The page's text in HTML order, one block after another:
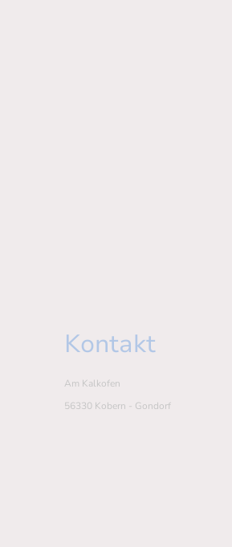
Kontakt
Am Kalkofen
56330 Kobern - Gondorf